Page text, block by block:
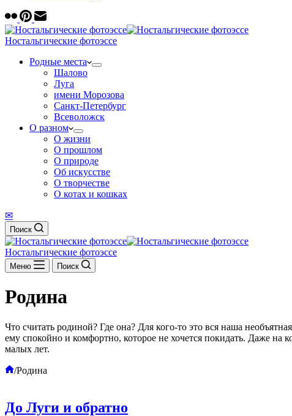
Ностальгические фотоэссе
Родные места
Шалово
Луга
имени Морозова
Санкт-Петербург
Всеволожск
О разном
О жизни
О прошлом
О природе
Об искусстве
О творчестве
О котах и кошках
✉
Поиск
Ностальгические фотоэссе
Меню Поиск
Родина
Что считать родиной? Где она? Для кого-то это вся наша
ему спокойно и комфортно, которое не хочется покидать. Даже на
малых лет.
Главная
/Родина
До Луги и обратно